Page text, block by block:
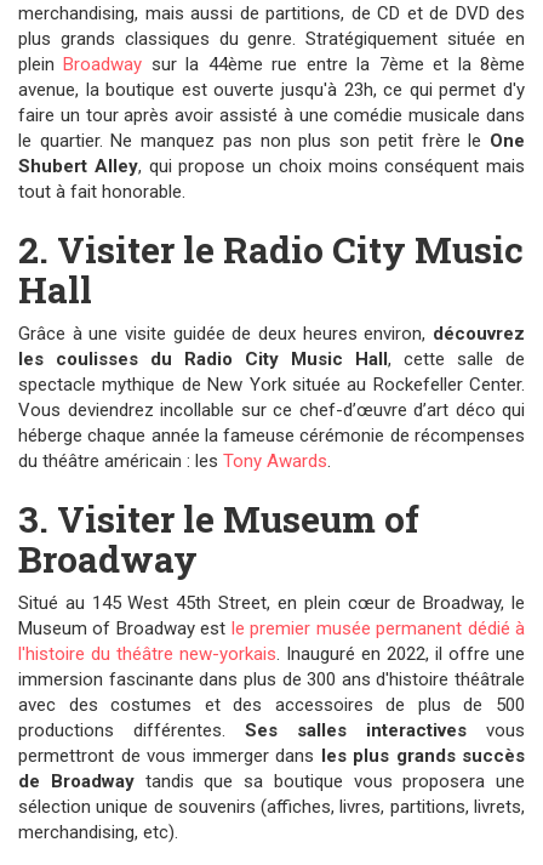
merchandising, mais aussi de partitions, de CD et de DVD des
plus grands classiques du genre. Stratégiquement située en
pleinBroadway sur la 44ème rue entre la 7ème et la 8ème
avenue, la boutique est ouverte jusqu'à 23h, ce qui permet d'y
faire un tour après avoir assisté à une comédie musicale dans
le quartier. Ne manquez pas non plus son petit frère le One
Shubert Alley, qui propose un choix moins conséquent mais
tout à fait honorable.
2. Visiter le Radio City Music
Hall
Grâce à une visite guidée de deux heures environ, découvrez
les coulisses du Radio City Music Hall, cette salle de
spectacle mythique de New York située au Rockefeller Center.
Vous deviendrez incollable sur ce chef-d’œuvre d’art déco qui
héberge chaque année la fameuse cérémonie de récompenses
du théâtre américain : les Tony Awards.
3. Visiter le Museum of
Broadway
Situé au 145 West 45th Street, en plein cœur de Broadway, le
Museum of Broadway est le premier musée permanent dédié à
l'histoire du théâtre new-yorkais. Inauguré en 2022, il offre une
immersion fascinante dans plus de 300 ans d'histoire théâtrale
avec des costumes et des accessoires de plus de 500
productions différentes. Ses salles interactives vous
permettront de vous immerger dans les plus grands succès
de Broadwaytandis que sa boutique vous proposera une
sélection unique de souvenirs (affiches, livres, partitions, livrets,
merchandising, etc).